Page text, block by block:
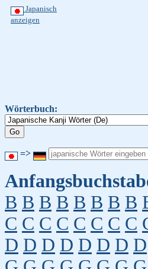
Japanisch
anzeigen
Wörterbuch:
=>
B B B B B B B B
C C C C C C C C
D D D D D D D D